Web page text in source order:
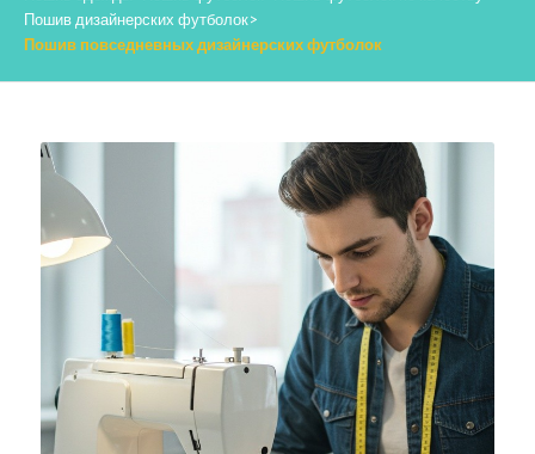
Пошив дизайнерских футболок>
Пошив повседневных дизайнерских футболок